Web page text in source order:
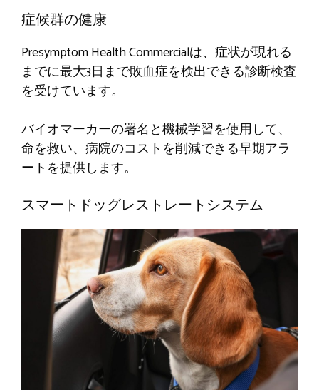
症候群の健康
Presymptom Health Commercialは、症状が現れる
までに最大3日まで敗血症を検出できる診断検査
を受けています。
バイオマーカーの署名と機械学習を使用して、
命を救い、病院のコストを削減できる早期アラ
ートを提供します。
スマートドッグレストレートシステム